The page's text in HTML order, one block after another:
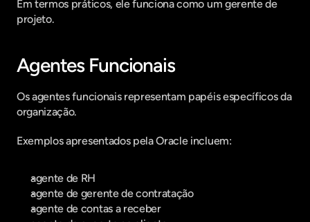
Em termos práticos, ele funciona como um gerente de
projeto.
Agentes Funcionais
Os agentes funcionais representam papéis específicos da
organização.
Exemplos apresentados pela Oracle incluem:
agente de RH
agente de gerente de contratação
agente de contas a receber